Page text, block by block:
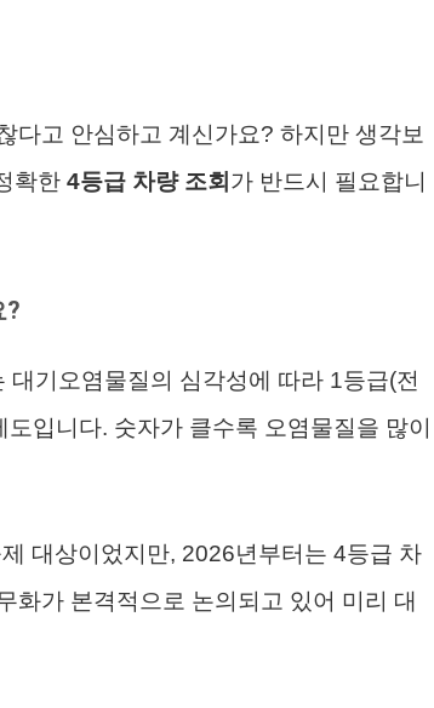
다고 안심하고 계신가요? 하지만 생각보
확한 4등급 차량 조회 가 반드시 필요합니
?
기오염물질의 심각성에 따라 1등급(전
입니다. 숫자가 클수록 오염물질을 많이
대상이었지만, 2026년부터는 4등급 차
화가 본격적으로 논의되고 있어 미리 대